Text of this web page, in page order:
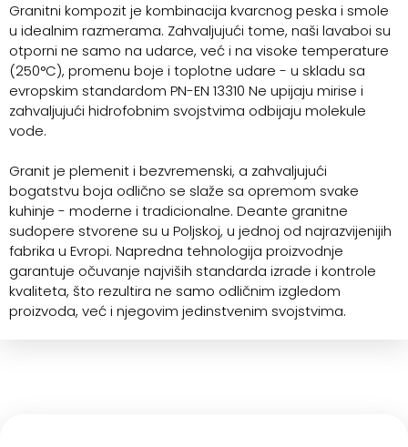
Granitni kompozit je kombinacija kvarcnog peska i smole
u idealnim razmerama. Zahvaljujući tome, naši lavaboi su
otporni ne samo na udarce, već i na visoke temperature
(250°C), promenu boje i toplotne udare - u skladu sa
evropskim standardom PN-EN 13310 Ne upijaju mirise i
zahvaljujući hidrofobnim svojstvima odbijaju molekule
vode.
Granit je plemenit i bezvremenski, a zahvaljujući
bogatstvu boja odlično se slaže sa opremom svake
kuhinje - moderne i tradicionalne. Deante granitne
sudopere stvorene su u Poljskoj, u jednoj od najrazvijenijih
fabrika u Evropi. Napredna tehnologija proizvodnje
garantuje očuvanje najviših standarda izrade i kontrole
kvaliteta, što rezultira ne samo odličnim izgledom
proizvoda, već i njegovim jedinstvenim svojstvima.